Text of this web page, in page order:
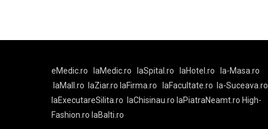
eMedic.ro laMedic.ro laSpital.ro laHotel.ro
la-Masa.ro
laMall.ro
laZiar.ro laFirma.ro laFacultate.ro
la-Suceava.ro
laExecutareSilita.ro
laChisinau.ro laPiatraNeamt.ro High-
Fashion.ro laBalti.ro